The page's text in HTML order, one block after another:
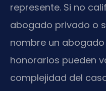
represente. Si no
abogado privado o
nombre un
honorarios pueden
complejidad del